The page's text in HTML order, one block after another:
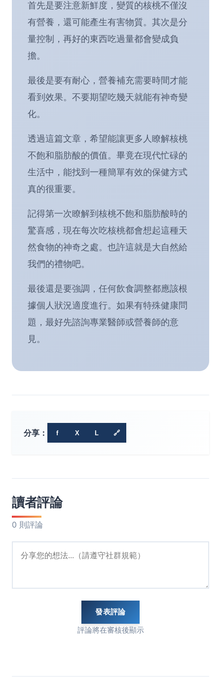
首先是要注意新鮮度，變質的核桃不僅沒
有營養，還可能產生有害物質。其次是分
量控制，再好的東西吃過量都會變成負
擔。
最後是要有耐心，營養補充需要時間才能
看到效果。不要期望吃幾天就能有神奇變
化。
透過這篇文章，希望能讓更多人瞭解核桃
不飽和脂肪酸的價值。畢竟在現代忙碌的
生活中，能找到一種簡單有效的保健方式
真的很重要。
記得第一次瞭解到核桃不飽和脂肪酸時的
驚喜感，現在每次吃核桃都會想起這種天
然食物的神奇之處。也許這就是大自然給
我們的禮物吧。
最後還是要強調，任何飲食調整都應該根
據個人狀況適度進行。如果有特殊健康問
題，最好先諮詢專業醫師或營養師的意
見。
分享： f X L 🔗
讀者評論
0 則評論
發表評論
評論將在審核後顯示